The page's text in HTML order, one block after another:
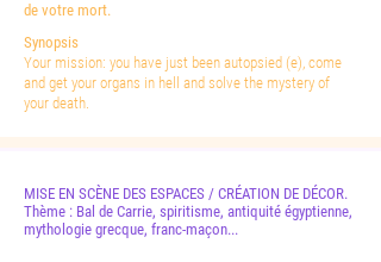
de votre mort.
Synopsis
Your mission: you have just been autopsied (e), come
and get your organs in hell and solve the mystery of
your death.
MISE EN SCÈNE DES ESPACES / CRÉATION DE DÉCOR.
Thème : Bal de Carrie, spiritisme, antiquité égyptienne,
mythologie grecque, franc-maçon...